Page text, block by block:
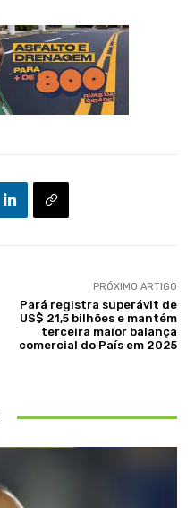
PRÓXIMO ARTIGO
Pará registra superávit de
US$ 21,5 bilhões e mantém
terceira maior balança
comercial do País em 2025